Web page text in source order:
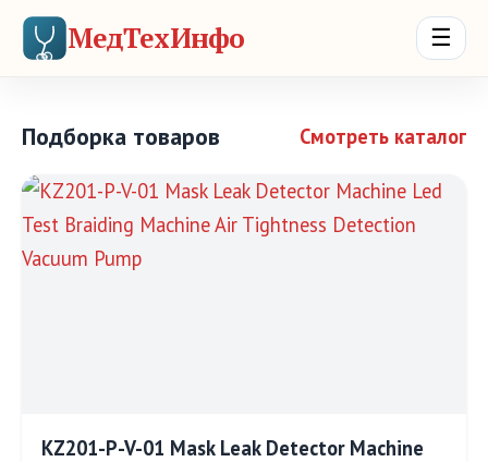
МедТехИнфо ☰
Подборка товаров Смотреть каталог
KZ201-P-V-01 Mask Leak Detector Machine